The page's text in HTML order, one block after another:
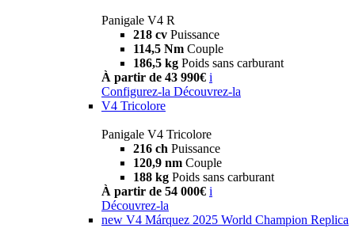
Panigale V4 R
218 cv Puissance
114,5 Nm Couple
186,5 kg Poids sans carburant
À partir de 43 990€ i
Configurez-la Découvrez-la
V4 Tricolore
Panigale V4 Tricolore
216 ch Puissance
120,9 nm Couple
188 kg Poids sans carburant
À partir de 54 000€ i
Découvrez-la
new V4 Márquez 2025 World Champion Replica